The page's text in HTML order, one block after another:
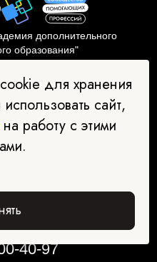
дополнительного
образования"
Магистральный тупик, 11с1
деятельности:
40-97
для хранения
сайт,
на работу с этими